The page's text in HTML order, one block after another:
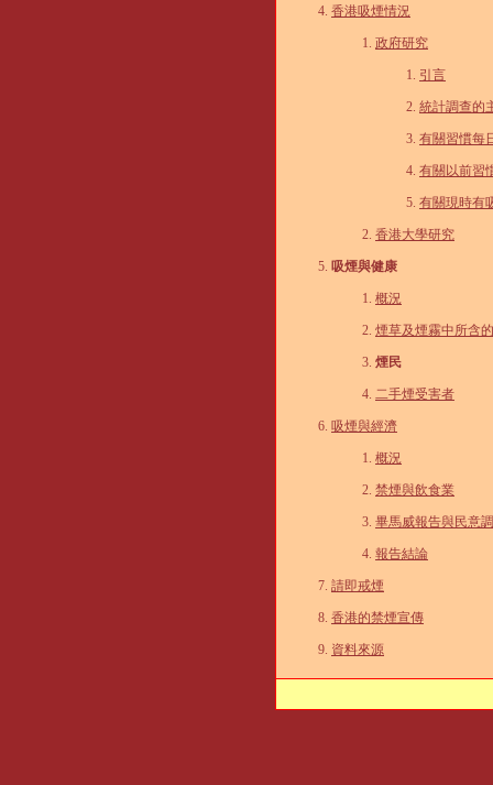
香港吸煙情況
政府研究
引言
統計調查的
有關習慣每
有關以前習
有關現時有
香港大學研究
吸煙與健康
概況
煙草及煙霧中所含
煙民
二手煙受害者
吸煙與經濟
概況
禁煙與飲食業
畢馬威報告與民意
報告結論
請即戒煙
香港的禁煙宣傳
資料來源